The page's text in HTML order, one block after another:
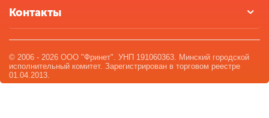
Контакты
© 2006 - 2026 ООО "Фринет". УНП 191060363. Минский городской
исполнительный комитет. Зарегистрирован в торговом реестре
01.04.2013.